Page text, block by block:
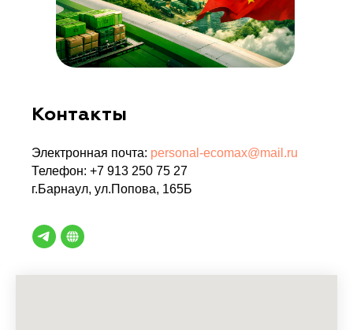
Контакты
Электронная почта: personal-ecomax@mail.ru
Телефон: +7 913 250 75 27
г.Барнаул, ул.Попова, 165Б